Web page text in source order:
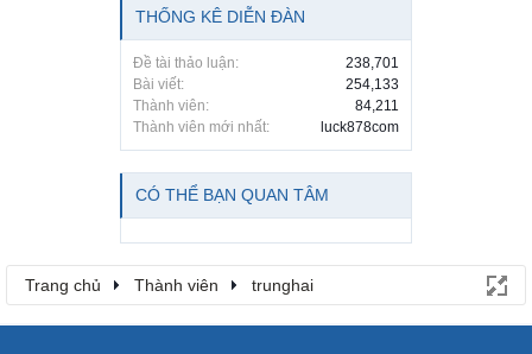
THỐNG KÊ DIỄN ĐÀN
Đề tài thảo luận:
238,701
Bài viết:
254,133
Thành viên:
84,211
Thành viên mới nhất:
luck878com
CÓ THỂ BẠN QUAN TÂM
Trang chủ Thành viên trunghai